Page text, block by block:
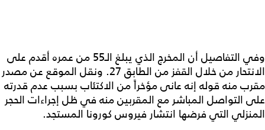
وفي التفاصيل أن المخرج الذي يبلغ الـ55 من عمره أقدم على
الانتحار من خلال القفز من الطابق 27. ونقل الموقع عن مصدر
مقرب منه قوله إنه عانى مؤخراً من الاكتئاب بسبب عدم قدرته
على التواصل المباشر مع المقربين منه في ظل إجراءات الحجر
المنزلي التي فرضها انتشار فيروس كورونا المستجد.